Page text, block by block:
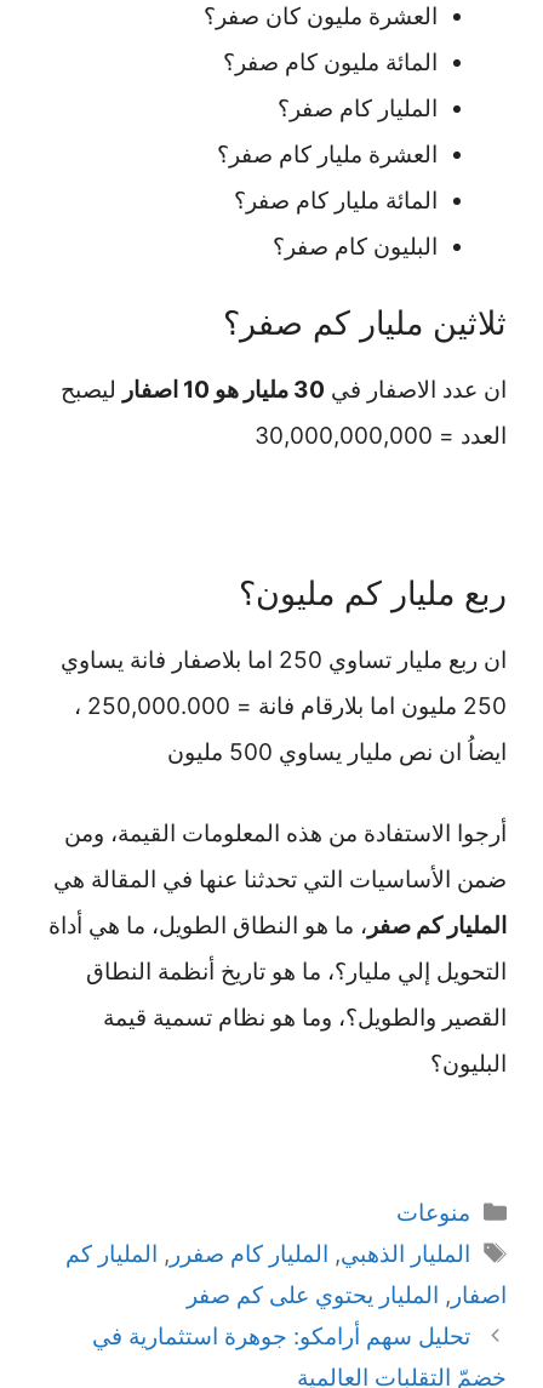
العشرة مليون كان صفر؟
المائة مليون كام صفر؟
المليار كام صفر؟
العشرة مليار كام صفر؟
المائة مليار كام صفر؟
البليون كام صفر؟
ثلاثين مليار كم صفر؟
ان عدد الاصفار في 30 مليار هو 10 اصفار
ليصبح
العدد = 30,000,000,000
ربع مليار كم مليون؟
ان ربع مليار تساوي 250 اما بلاصفار فانة يساوي
250 مليون اما بلارقام فانة = 250,000.000 ،
ايضاُ ان نص مليار يساوي 500 مليون
أرجوا الاستفادة من هذه المعلومات القيمة، ومن
ضمن الأساسيات التي تحدثنا عنها في المقالة هي
المليار كم صفر ، ما هو النطاق الطويل، ما هي أداة
التحويل إلي مليار؟، ما هو تاريخ أنظمة النطاق
القصير والطويل؟، وما هو نظام تسمية قيمة
البليون؟
التصنيفات
منوعات
الوسوم
المليار الذهبي, المليار كام صفرر , المليار كم
اصفار , المليار يحتوي على كم صفر
تحليل سهم أرامكو: جوهرة استثمارية في
خضمّ التقلبات العالمية